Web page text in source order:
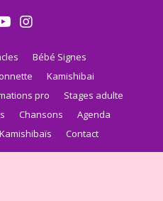
Bébé Signes
Kamishibai
pro
Stages adulte
Chansons
Agenda
Contact